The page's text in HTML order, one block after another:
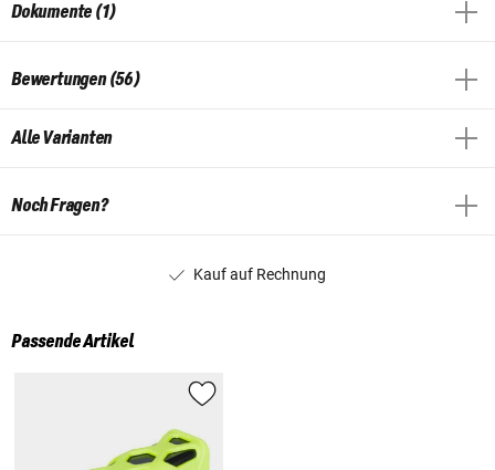
Dokumente (1)
Bewertungen (56)
Alle Varianten
Noch Fragen?
Kauf auf Rechnung
Passende Artikel